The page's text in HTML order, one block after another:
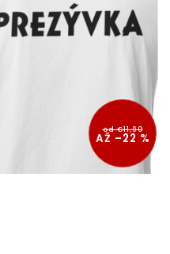
od €11,90
AŽ –22 %